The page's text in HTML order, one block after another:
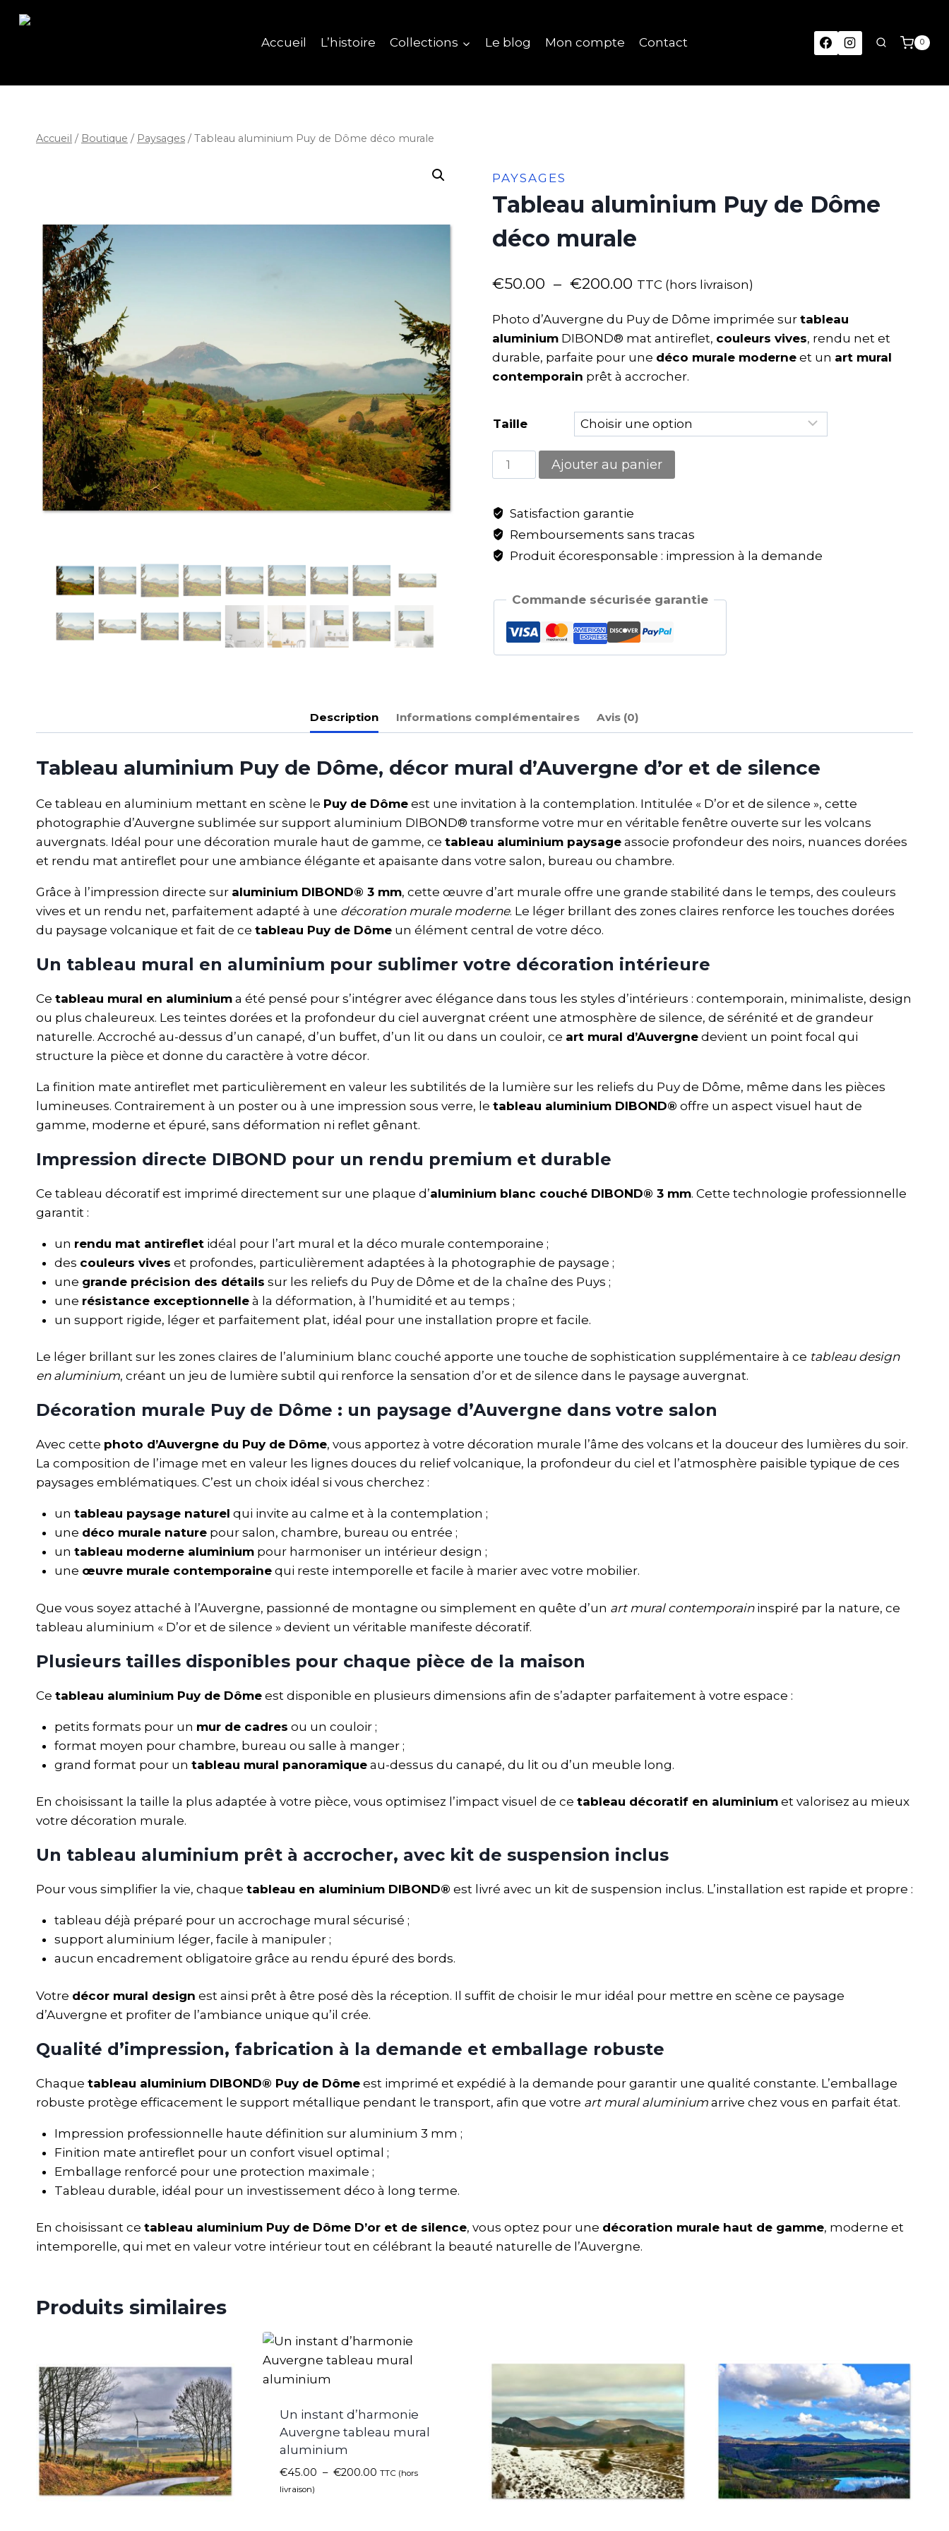
Accueil L’histoire Collections Le blog Mon compte Contact 0
Accueil / Boutique / Paysages / Tableau aluminium Puy de Dôme déco murale
PAYSAGES
Tableau aluminium Puy de Dôme
déco murale
€50.00 – €200.00 TTC (hors livraison)
Photo d’Auvergne du Puy de Dôme imprimée sur tableau
aluminiumDIBOND® mat antireflet, couleurs vives, rendu net et
durable, parfaite pour une déco murale moderneet un art mural
contemporain prêt à accrocher.
Taille
Ajouter au panier
Satisfaction garantie
Remboursements sans tracas
Produit écoresponsable : impression à la demande
Commande sécurisée garantie
Description Informations complémentaires Avis (0)
Tableau aluminium Puy de Dôme, décor mural d’Auvergne d’or et de silence
Ce tableau en aluminium mettant en scène le Puy de Dôme est une invitation à la contemplation. Intitulée « D’or et de silence », cette
photographie d’Auvergne sublimée sur support aluminium DIBOND® transforme votre mur en véritable fenêtre ouverte sur les volcans
auvergnats. Idéal pour une décoration murale haut de gamme, ce tableau aluminium paysage associe profondeur des noirs, nuances dorées
et rendu mat antireflet pour une ambiance élégante et apaisante dans votre salon, bureau ou chambre.
Grâce à l’impression directe sur aluminium DIBOND® 3 mm, cette œuvre d’art murale offre une grande stabilité dans le temps, des couleurs
vives et un rendu net, parfaitement adapté à une décoration murale moderne. Le léger brillant des zones claires renforce les touches dorées
du paysage volcanique et fait de ce tableau Puy de Dôme un élément central de votre déco.
Un tableau mural en aluminium pour sublimer votre décoration intérieure
Ce tableau mural en aluminium a été pensé pour s’intégrer avec élégance dans tous les styles d’intérieurs : contemporain, minimaliste, design
ou plus chaleureux. Les teintes dorées et la profondeur du ciel auvergnat créent une atmosphère de silence, de sérénité et de grandeur
naturelle. Accroché au-dessus d’un canapé, d’un buffet, d’un lit ou dans un couloir, ce art mural d’Auvergne devient un point focal qui
structure la pièce et donne du caractère à votre décor.
La finition mate antireflet met particulièrement en valeur les subtilités de la lumière sur les reliefs du Puy de Dôme, même dans les pièces
lumineuses. Contrairement à un poster ou à une impression sous verre, le tableau aluminium DIBOND® offre un aspect visuel haut de
gamme, moderne et épuré, sans déformation ni reflet gênant.
Impression directe DIBOND pour un rendu premium et durable
Ce tableau décoratif est imprimé directement sur une plaque d’aluminium blanc couché DIBOND® 3 mm. Cette technologie professionnelle
garantit :
un rendu mat antirefletidéal pour l’art mural et la déco murale contemporaine ;
des couleurs vives et profondes, particulièrement adaptées à la photographie de paysage ;
une grande précision des détails sur les reliefs du Puy de Dôme et de la chaîne des Puys ;
une résistance exceptionnelleà la déformation, à l’humidité et au temps ;
un support rigide, léger et parfaitement plat, idéal pour une installation propre et facile.
Le léger brillant sur les zones claires de l’aluminium blanc couché apporte une touche de sophistication supplémentaire à ce tableau design
en aluminium, créant un jeu de lumière subtil qui renforce la sensation d’or et de silence dans le paysage auvergnat.
Décoration murale Puy de Dôme : un paysage d’Auvergne dans votre salon
Avec cette photo d’Auvergne du Puy de Dôme, vous apportez à votre décoration murale l’âme des volcans et la douceur des lumières du soir.
La composition de l’image met en valeur les lignes douces du relief volcanique, la profondeur du ciel et l’atmosphère paisible typique de ces
paysages emblématiques. C’est un choix idéal si vous cherchez :
un tableau paysage naturel qui invite au calme et à la contemplation ;
une déco murale naturepour salon, chambre, bureau ou entrée ;
un tableau moderne aluminiumpour harmoniser un intérieur design ;
une œuvre murale contemporainequi reste intemporelle et facile à marier avec votre mobilier.
Que vous soyez attaché à l’Auvergne, passionné de montagne ou simplement en quête d’un art mural contemporaininspiré par la nature, ce
tableau aluminium « D’or et de silence » devient un véritable manifeste décoratif.
Plusieurs tailles disponibles pour chaque pièce de la maison
Ce tableau aluminium Puy de Dôme est disponible en plusieurs dimensions afin de s’adapter parfaitement à votre espace :
petits formats pour un mur de cadres ou un couloir ;
format moyen pour chambre, bureau ou salle à manger ;
grand format pour un tableau mural panoramiqueau-dessus du canapé, du lit ou d’un meuble long.
En choisissant la taille la plus adaptée à votre pièce, vous optimisez l’impact visuel de ce tableau décoratif en aluminium et valorisez au mieux
votre décoration murale.
Un tableau aluminium prêt à accrocher, avec kit de suspension inclus
Pour vous simplifier la vie, chaque tableau en aluminium DIBOND® est livré avec un kit de suspension inclus. L’installation est rapide et propre :
tableau déjà préparé pour un accrochage mural sécurisé ;
support aluminium léger, facile à manipuler ;
aucun encadrement obligatoire grâce au rendu épuré des bords.
Votre décor mural design est ainsi prêt à être posé dès la réception. Il suffit de choisir le mur idéal pour mettre en scène ce paysage
d’Auvergne et profiter de l’ambiance unique qu’il crée.
Qualité d’impression, fabrication à la demande et emballage robuste
Chaque tableau aluminium DIBOND® Puy de Dôme est imprimé et expédié à la demande pour garantir une qualité constante. L’emballage
robuste protège efficacement le support métallique pendant le transport, afin que votre art mural aluminium arrive chez vous en parfait état.
Impression professionnelle haute définition sur aluminium 3 mm ;
Finition mate antireflet pour un confort visuel optimal ;
Emballage renforcé pour une protection maximale ;
Tableau durable, idéal pour un investissement déco à long terme.
En choisissant ce tableau aluminium Puy de Dôme D’or et de silence, vous optez pour une décoration murale haut de gamme, moderne et
intemporelle, qui met en valeur votre intérieur tout en célébrant la beauté naturelle de l’Auvergne.
Produits similaires
Un instant d’harmonie
Auvergne tableau mural
aluminium
€45.00 – €200.00 TTC (hors
livraison)